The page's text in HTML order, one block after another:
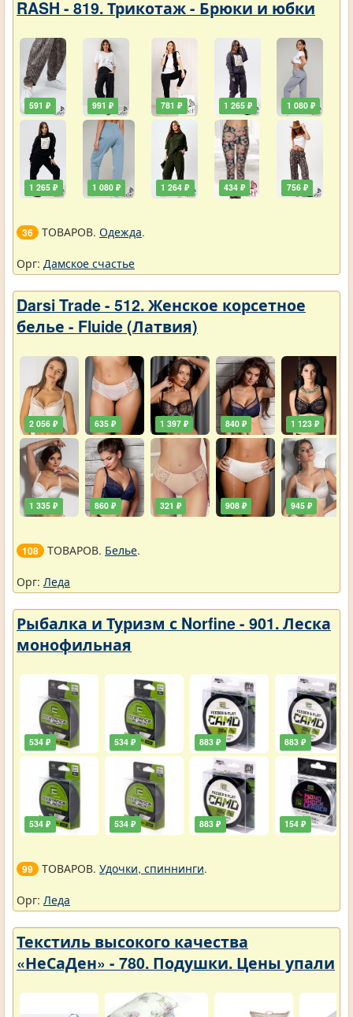
RASH - 819. Трикотаж - Брюки и юбки
591 ₽
1 265 ₽
991 ₽
1 080 ₽
781 ₽
1 264 ₽
1 265 ₽
434 ₽
1 080 ₽
756 ₽
36 ТОВАРОВ. Одежда.
Орг: Дамское счастье
Darsi Trade - 512. Женское корсетное
белье - Fluide (Латвия)
2 056 ₽
1 335 ₽
635 ₽
860 ₽
1 397 ₽
321 ₽
840 ₽
908 ₽
1 123 ₽
945 ₽
108 ТОВАРОВ. Белье.
Орг: Леда
Рыбалка и Туризм с Norfine - 901. Леска
монофильная
534 ₽
534 ₽
534 ₽
534 ₽
883 ₽
883 ₽
883 ₽
154 ₽
99 ТОВАРОВ. Удочки, спиннинги.
Орг: Леда
Текстиль высокого качества
«НеСаДен» - 780. Подушки. Цены упали